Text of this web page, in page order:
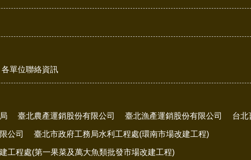
各單位聯絡資訊
臺北農產運銷股份有限公司 臺北漁產運銷股份有限公司 台北
公司 臺北市政府工務局水利工程處(環南市場改建工程)
工程處(第一果菜及萬大魚類批發市場改建工程)